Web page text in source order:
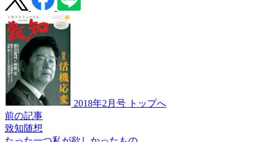
2018年2月号 トップへ
前の記事
致知随想